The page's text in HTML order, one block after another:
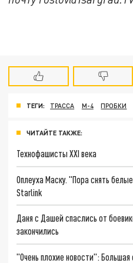
ТЕГИ: ТРАССА М-4 ПРОБКИ
ЧИТАЙТЕ ТАКЖЕ:
Технофашисты XXI века
Оплеуха Маску. "Пора снять
Starlink
Даня с Дашей спаслись от
закончились
"Очень плохие новости":